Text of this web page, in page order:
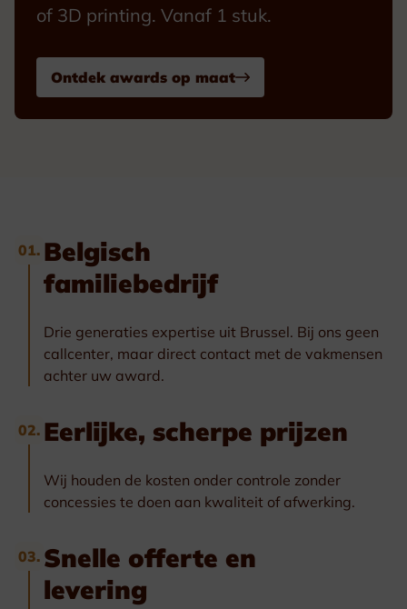
of 3D printing. Vanaf 1 stuk.
Ontdek awards op maat
01. Belgisch
familiebedrijf
Drie generaties expertise uit Brussel. Bij ons geen
callcenter, maar direct contact met de vakmensen
achter uw award.
02. Eerlijke, scherpe prijzen
Wij houden de kosten onder controle zonder
concessies te doen aan kwaliteit of afwerking.
03. Snelle offerte en
levering